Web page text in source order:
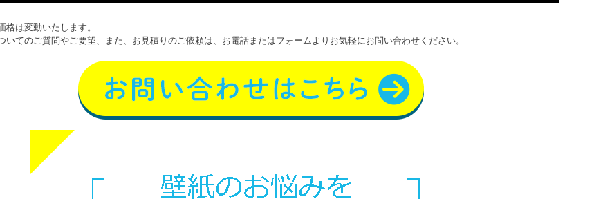
は変動いたします。
いてのご質問やご要望、また、お見積りのご依頼は、お電話またはフォームよりお気軽にお問い合わせください。